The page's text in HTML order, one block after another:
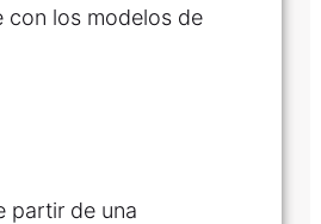
con los modelos de
partir de una